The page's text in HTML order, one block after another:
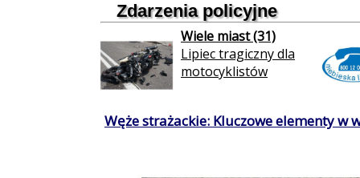
Zdarzenia policyjne
Wiele miast (31)
Lipiec tragiczny dla
motocyklistów
Węże strażackie: Kluczowe elementy w